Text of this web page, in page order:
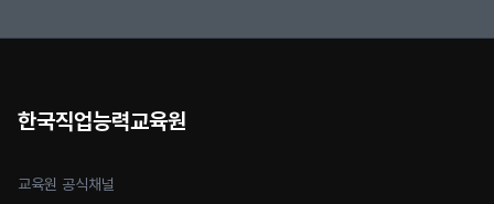
한국직업능력교육원
교육원 공식채널